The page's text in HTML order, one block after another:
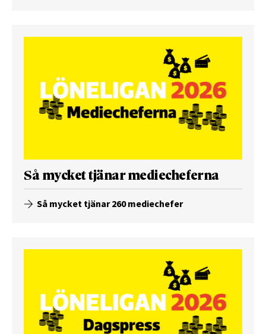
Så mycket tjänar mediecheferna
Så mycket tjänar 260 mediechefer